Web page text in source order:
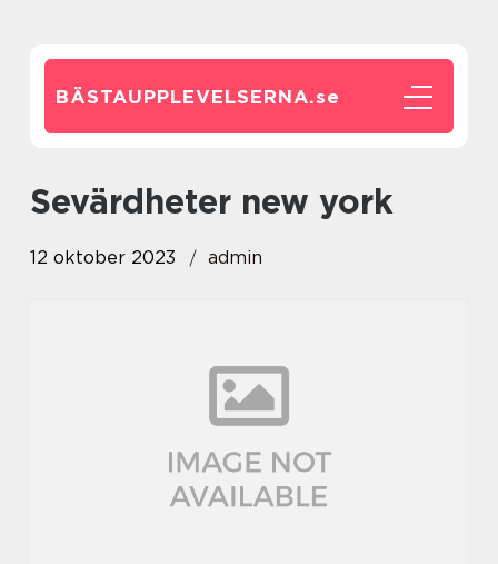
BÄSTAUPPLEVELSERNA.se
sevärdheter new york
12 oktober 2023 admin